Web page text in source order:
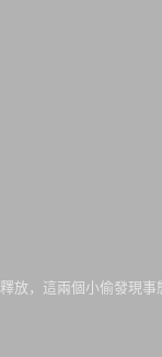
放，這兩個小偷發現